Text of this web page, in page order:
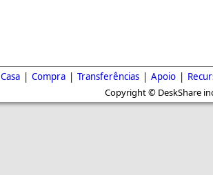
Casa | Compra | Transferências | Apoio |
Copyright © DeskShare